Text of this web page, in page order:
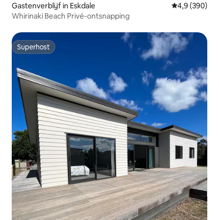
Gastenverblijf in Eskdale Gemiddelde
4,9 (390)
Whirinaki Beach Privé-ontsnapping
Superhost
Superhost